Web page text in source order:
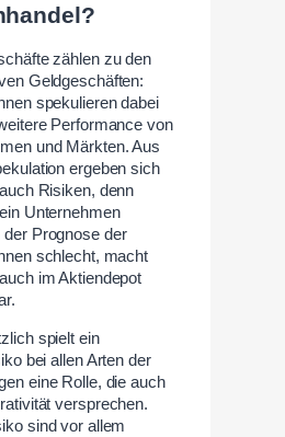
zählen zu den
Geldgeschäften:
spekulieren dabei
Performance von
und Märkten. Aus
ergeben sich
Risiken, denn
Unternehmen
der Prognose der
schlecht, macht
im Aktiendepot
spielt ein
bei allen Arten der
eine Rolle, die auch
versprechen.
sind vor allem